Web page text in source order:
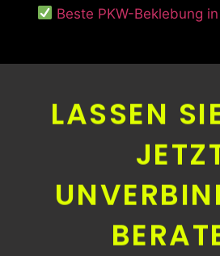
Beste PKW-Beklebung
LASSEN